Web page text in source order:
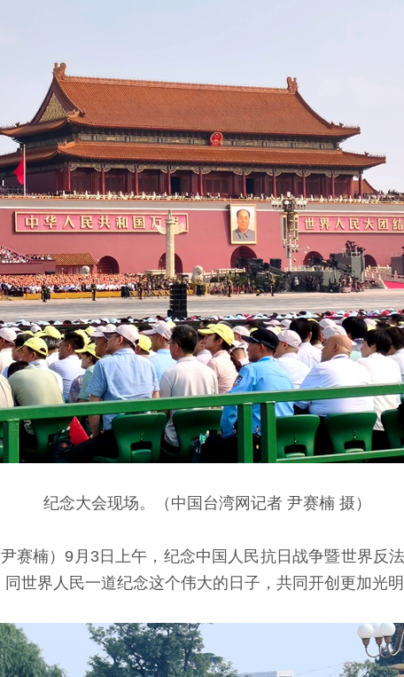
纪念大会现场。（中国台湾网记者 尹赛楠 摄）
赛楠）9月3日上午，纪念中国人民抗日战争暨世界反
世界人民一道纪念这个伟大的日子，共同开创更加光明